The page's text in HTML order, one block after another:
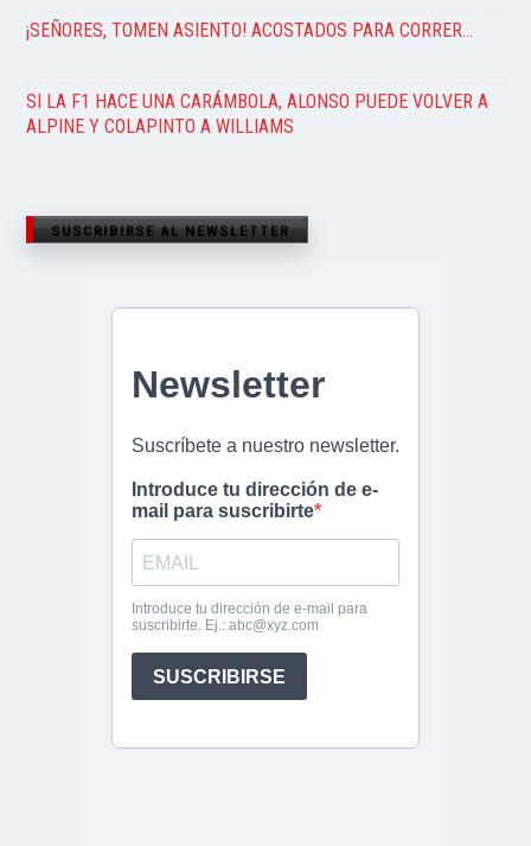
¡SEÑORES, TOMEN ASIENTO! ACOSTADOS PARA CORRER…
SI LA F1 HACE UNA CARÁMBOLA, ALONSO PUEDE VOLVER A
ALPINE Y COLAPINTO A WILLIAMS
SUSCRIBIRSE AL NEWSLETTER